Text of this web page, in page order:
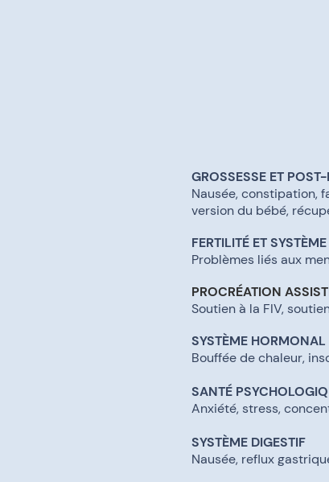
GROSSESSE ET
Nausée, constipation,
version du bébé,
FERTILITÉ ET
Problèmes liés aux
PROCRÉATION
Soutien à la FIV,
SYSTÈME HORMONAL
Bouffée de chaleur,
SANTÉ
​Anxiété, stress,
SYSTÈME DIGESTIF
Nausée, reflux